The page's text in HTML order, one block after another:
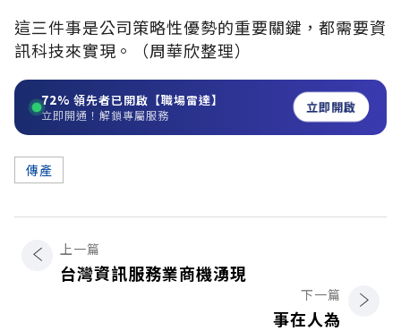
這三件事是公司策略性優勢的重要關鍵，都需要資
訊科技來實現。（周華欣整理）
72% 領先者已開啟【職場雷達】
立即開通！解鎖專屬服務 立即開啟
傳產
上一篇
台灣資訊服務業商機湧現
下一篇
事在人為